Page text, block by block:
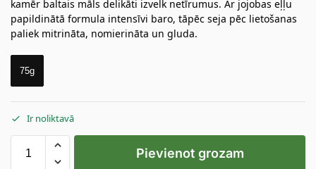
kamēr baltais māls delikāti izvelk netīrumus. Ar jojobas eļļu
papildinātā formula intensīvi baro, tāpēc seja pēc lietošanas
paliek mitrināta, nomierināta un gluda.
75g
Ir noliktavā
Pievienot grozam